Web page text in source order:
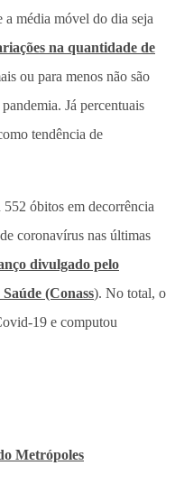
a média móvel do dia seja
na quantidade de
ou para menos não são
Já percentuais
tendência de
óbitos em decorrência
coronavírus nas últimas
divulgado pelo
(Conass). No total, o
19 e computou
Metrópoles